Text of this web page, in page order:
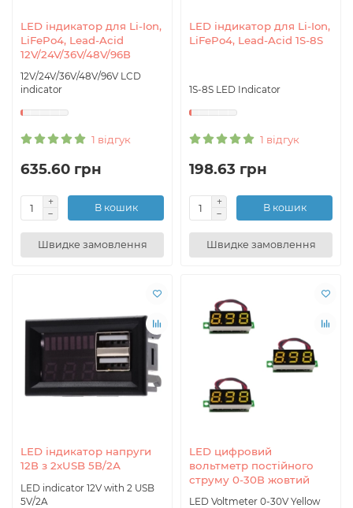
LED індикатор для Li-Ion,
LiFePo4, Lead-Acid
12V/24V/36V/48V/96В
12V/24V/36V/48V/96V LCD
indicator
1 відгук
635.60 грн
В кошик
Швидке замовлення
LED індикатор для Li-Ion,
LiFePo4, Lead-Acid 1S-8S
1S-8S LED Indicator
1 відгук
198.63 грн
В кошик
Швидке замовлення
LED індикатор напруги
12В з 2xUSB 5В/2А
LED indicator 12V with 2 USB
5V/2A
LED цифровий
вольтметр постійного
струму 0-30В жовтий
LED Voltmeter 0-30V Yellow